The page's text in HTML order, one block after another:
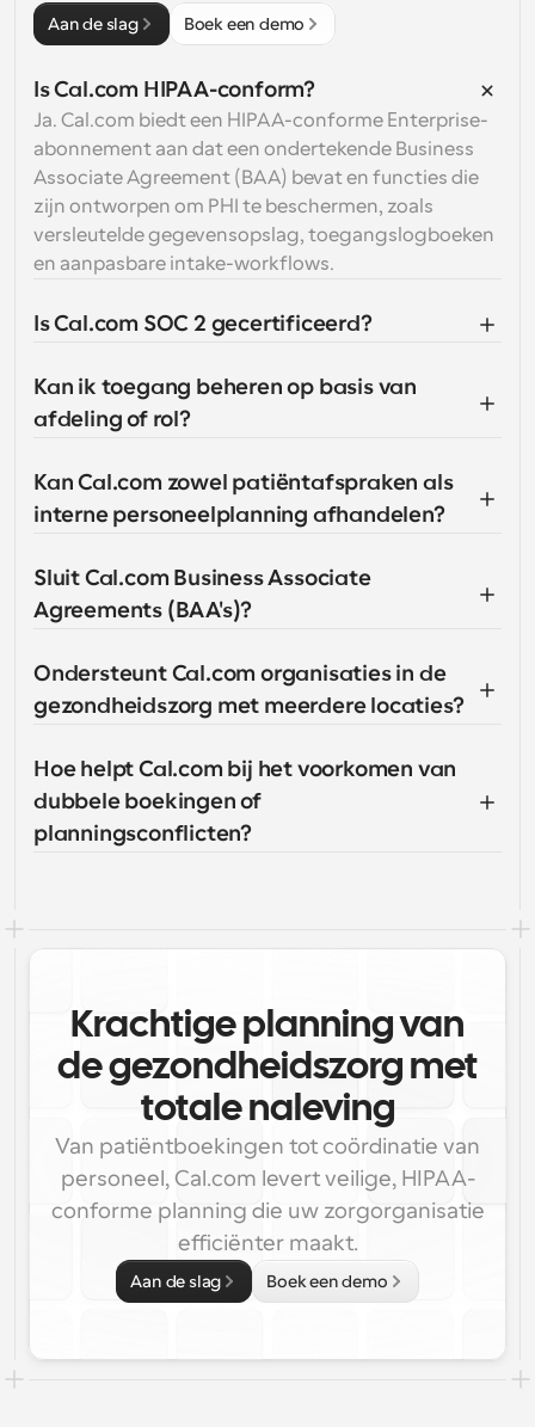
Aan de slag Boek een demo
Is Cal.com HIPAA-conform?
Ja. Cal.com biedt een HIPAA-conforme Enterprise-
abonnement aan dat een ondertekende Business
Associate Agreement (BAA) bevat en functies die
zijn ontworpen om PHI te beschermen, zoals
versleutelde gegevensopslag, toegangslogboeken
en aanpasbare intake-workflows.
Is Cal.com SOC 2 gecertificeerd?
Kan ik toegang beheren op basis van
afdeling of rol?
Kan Cal.com zowel patiëntafspraken als
interne personeelplanning afhandelen?
Sluit Cal.com Business Associate
Agreements (BAA's)?
Ondersteunt Cal.com organisaties in de
gezondheidszorg met meerdere locaties?
Hoe helpt Cal.com bij het voorkomen van
dubbele boekingen of
planningsconflicten?
Krachtige planning van
de gezondheidszorg met
totale naleving
Van patiëntboekingen tot coördinatie van
personeel, Cal.com levert veilige, HIPAA-
conforme planning die uw zorgorganisatie
efficiënter maakt.
Aan de slag Boek een demo